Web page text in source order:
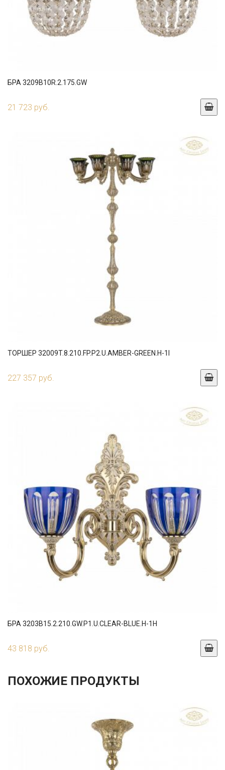
БРА 3209B10R.2.175.GW
21 723 руб.
ТОРШЕР 32009T.8.210.FP.P2.U.AMBER-GREEN.H-1I
227 357 руб.
БРА 3203B15.2.210.GW.P1.U.CLEAR-BLUE.H-1H
43 818 руб.
ПОХОЖИЕ ПРОДУКТЫ